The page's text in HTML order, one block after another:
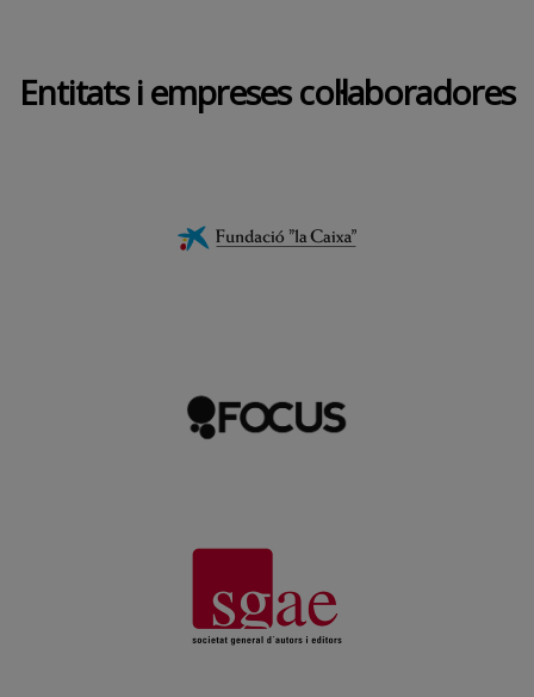
Entitats i empreses col·laboradores